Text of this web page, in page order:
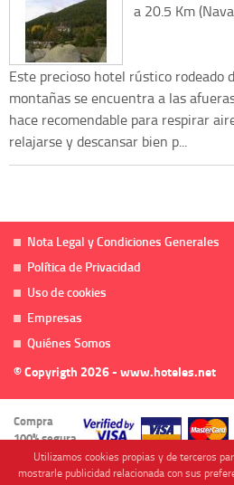
a 20.5 Km
Este precioso hotel rústico rodeado
montañas se encuentra a las
hace recomendable para respirar
relajarse y descansar bien p...
Nota Legal y Condiciones Generales
Política de Privacidad
Uso de cookies
Empresas
Quiénes Somos
© Copyrigth 2026 - www.hoteles.net
Compra
100% segura
Utilizamos cookies propias y de terceros
mostrarle publicidad relacionada con sus